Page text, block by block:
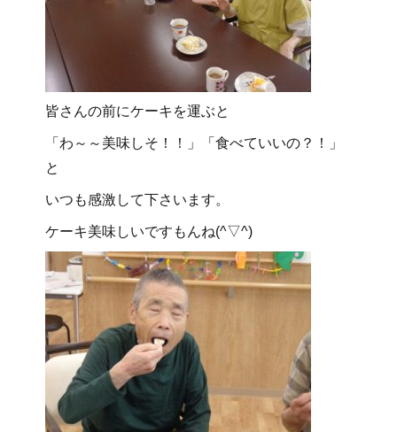
皆さんの前にケーキを運ぶと
「わ～～美味しそ！！」「食べていいの？！」
と
いつも感激して下さいます。
ケーキ美味しいですもんね(^▽^)